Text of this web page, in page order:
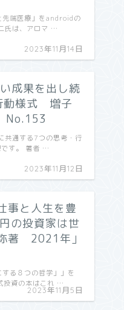
2023年11月14日
先端医療」をandroidの
氏は、アロマ …
成果を出し続
動様式 増子
2023年11月12日
共通する7つの思考・行
です。 著者 …
事と人生を豊
の投資家は世
著 2021年」
2023年11月5日
る８つの哲学」」を
投資の本はこれ …